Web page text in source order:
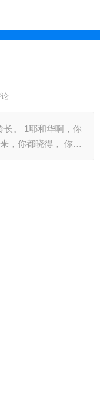
长。 1耶和华啊，你
，你都晓得， 你…